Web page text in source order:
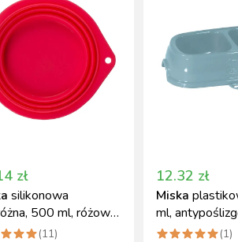
zł
silikonowa
500 ml, różowa,
(11)
12.32 zł
Miska
ml,
(1)